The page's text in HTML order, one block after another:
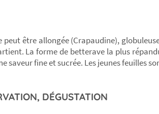
peut être allongée (Crapaudine),
La forme de betterave la plus
saveur fine et sucrée. Les jeunes feuilles
DÉGUSTATION